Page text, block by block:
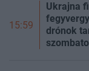
15:59
Ukrajna
drónok